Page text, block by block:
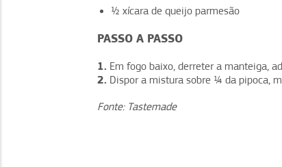
½ xícara de queijo parmesão
PASSO A PASSO
1. Em fogo baixo, derreter a manteiga,
2. Dispor a mistura sobre ¼ da pipoca,
Fonte: Tastemade